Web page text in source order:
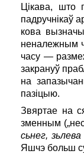
Цікава, што
падручнікаў
кова
неналежным
часу —
закрануў
на
пазіцыю.
Звяртае на
зменным
сьнег, зьлева
Яшчэ больш